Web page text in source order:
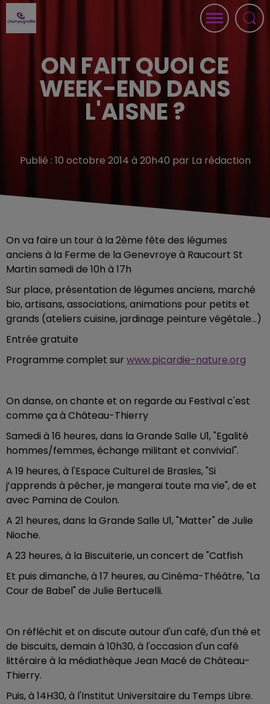
ON FAIT QUOI CE
WEEK-END DANS
L'AISNE ?
Publié : 10 octobre 2014 à 20h40 par La rédaction
On va faire un tour à la 2ème fête des légumes
anciens à la Ferme de la Genevroye à Raucourt St
Martin samedi de 10h à 17h
Sur place, présentation de légumes anciens, marché
bio, artisans, associations, animations pour petits et
grands (ateliers cuisine, jardinage peinture végétale...)
Entrée gratuite
Programme complet sur www.picardie-nature.org
On danse, on chante et on regarde au Festival c'est
comme ça à Château-Thierry
Samedi à 16 heures, dans la Grande Salle U1, "Egalité
hommes/femmes, échange militant et convivial".
A 19 heures, à l'Espace Culturel de Brasles, "Si
j’apprends à pêcher, je mangerai toute ma vie", de et
avec Pamina de Coulon.
A 21 heures, dans la Grande Salle U1, "Matter" de Julie
Nioche.
A 23 heures, à la Biscuiterie, un concert de "Catfish
Et puis dimanche, à 17 heures, au Cinéma-Théâtre, "La
Cour de Babel" de Julie Bertucelli.
On réfléchit et on discute autour d'un café, d'un thé et
de biscuits, demain à 10h30, à l'occasion d'un café
littéraire à la médiathèque Jean Macé de Château-
Thierry.
Puis, à 14H30, à l'Institut Universitaire du Temps Libre.